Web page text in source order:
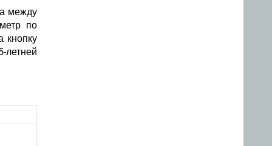
между
по
кнопку
летней